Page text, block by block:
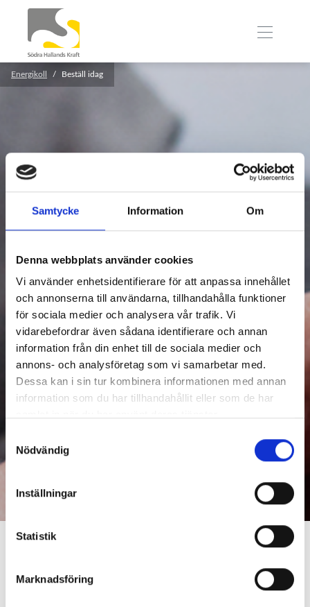
Samtycke Information Om
Denna webbplats använder cookies
Vi använder enhetsidentifierare för att anpassa innehållet
och annonserna till användarna, tillhandahålla funktioner
för sociala medier och analysera vår trafik. Vi
vidarebefordrar även sådana identifierare och annan
information från din enhet till de sociala medier och
annons- och analysföretag som vi samarbetar med.
Dessa kan i sin tur kombinera informationen med annan
information som du har tillhandahållit eller som de har
Samtyckesval
Nödvändig
Inställningar
Statistik
Marknadsföring
Energikoll Beställ idag
brevlådan
Pris för dig som medlem*: 695 kronor
Pris för icke medlemmar: 999 kronor
*som medlem räknas du med en elanslutning till
Södra Hallands Kraft